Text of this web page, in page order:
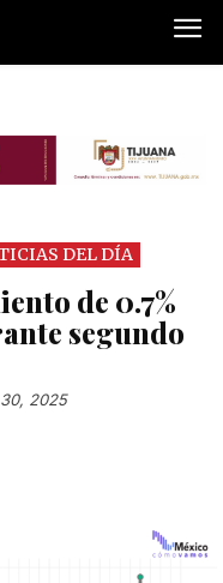
DEL DÍA
de 0.7%
segundo
2025